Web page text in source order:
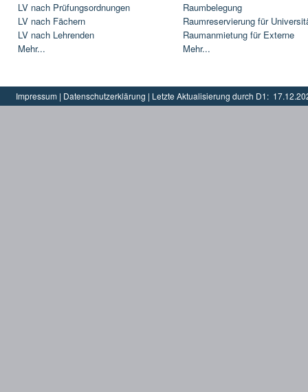
LV nach Prüfungsordnungen
LV nach Fächern
LV nach Lehrenden
Mehr...
Raumbelegung
Raumreservierung für
Raumanmietung für Externe
Mehr...
Impressum | Datenschutzerklärung | Letzte Aktualisierung durch D1: